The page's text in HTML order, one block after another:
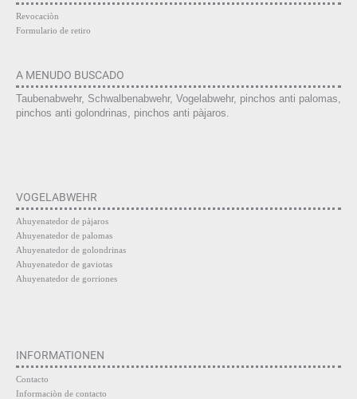
Revocaciòn
Formulario de retiro
A MENUDO BUSCADO
Taubenabwehr, Schwalbenabwehr, Vogelabwehr, pinchos anti palomas,
pinchos anti golondrinas, pinchos anti pàjaros.
VOGELABWEHR
Ahuyenatedor de pàjaros
Ahuyenatedor de palomas
Ahuyenatedor de golondrinas
Ahuyenatedor de gaviotas
Ahuyenatedor de gorriones
INFORMATIONEN
Contacto
Informaciòn de contacto